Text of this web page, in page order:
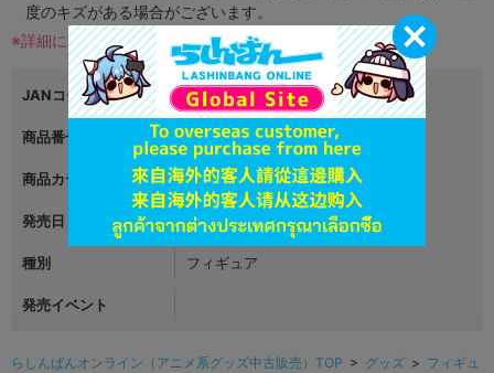
度のキズがある場合がございます。
※詳細につきましてはコチラ
JANコード 4537807091055
商品番号 L00949219
商品カテゴリ グッズ
発売日 2015年11月21日
種別 フィギュア
発売イベント
らしんばんオンライン（アニメ系グッズ中古販売）TOP > グッズ > フィギュ